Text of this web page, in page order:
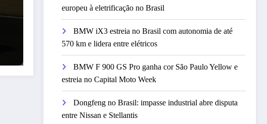
europeu à eletrificação no Brasil
BMW iX3 estreia no Brasil com autonomia de até
570 km e lidera entre elétricos
BMW F 900 GS Pro ganha cor São Paulo Yellow e
estreia no Capital Moto Week
Dongfeng no Brasil: impasse industrial abre disputa
entre Nissan e Stellantis